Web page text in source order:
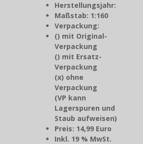
Herstellungsjahr:
Maßstab: 1:160
Verpackung:
() mit Original-
Verpackung
() mit Ersatz-
Verpackung
(x) ohne
Verpackung
(VP kann
Lagerspuren und
Staub aufweisen)
Preis: 14,99 Euro
Inkl. 19 % MwSt.